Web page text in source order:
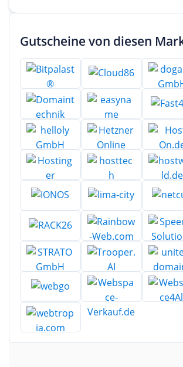
Gutscheine von diesen